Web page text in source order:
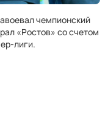
чемпионский
«Ростов» со счетом
лиги.